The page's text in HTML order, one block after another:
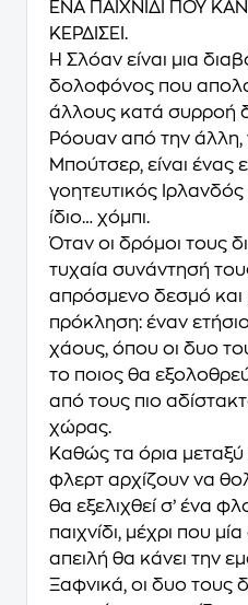
ΕΝΑ ΠΑΙΧΝΙΔΙ ΠΟΥ
ΚΕΡΔΙΣΕΙ.
Η Σλόαν είναι μια
δολοφόνος που
άλλους κατά συρροή
Ρόουαν από την
Μπούτσερ, είναι ένας
γοητευτικός
ίδιο… χόμπι.
Όταν οι δρόμοι τους
τυχαία συνάντησή
απρόσμενο δεσμό και
πρόκληση: έναν
χάους, όπου οι δυο
το ποιος θα
από τους πιο
χώρας.
Καθώς τα όρια
φλερτ αρχίζουν να
θα εξελιχθεί σ’ ένα
παιχνίδι, μέχρι που
απειλή θα κάνει την
Ξαφνικά, οι δυο τους